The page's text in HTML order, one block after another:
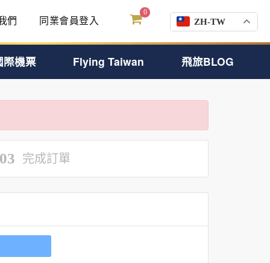
們 同業會員登入
際機票 Flying Taiwan 飛旅BLOG
0
ZH-TW
完成訂單